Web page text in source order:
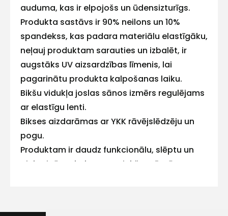
auduma, kas ir elpojošs un ūdensizturīgs.
Produkta sastāvs ir 90% neilons un 10%
spandekss, kas padara materiālu elastīgāku,
neļauj produktam sarauties un izbalēt, ir
augstāks UV aizsardzības līmenis, lai
pagarinātu produkta kalpošanas laiku.
Bikšu vidukļa joslas sānos izmērs regulējams
ar elastīgu lenti.
Bikses aizdarāmas ar YKK rāvējslēdzēju un
pogu.
Produktam ir daudz funkcionālu, slēptu un
piekarināmu kabatu – priekšpusē, sānos un
Kontakttālrunis